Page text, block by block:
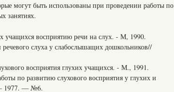
могут быть использованы при проведении работы по
занятиях.
учащихся восприятию речи на слух. - М, 1990.
слуха у слабослышащих дошкольников//
восприятия глухих учащихся. - М., 1991.
по развитию слухового восприятия у глухих и
— 1977. — №6.